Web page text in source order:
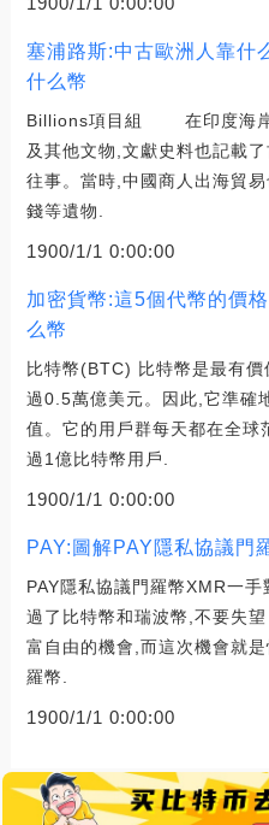
塞浦路斯:中古歐洲人靠什
什么幣
Billions項目組 在印度海岸
及其他文物,文獻史料也記載
往事。當時,中國商人出海貿
錢等遺物.
1900/1/1 0:00:00
加密貨幣:這5個代幣的價
么幣
比特幣(BTC) 比特幣是最有
過0.5萬億美元。因此,它準確
值。它的用戶群每天都在全球
過1億比特幣用戶.
1900/1/1 0:00:00
PAY:圖解PAY隱私協議門
PAY隱私協議門羅幣XMR一
過了比特幣和瑞波幣,不要失
富自由的機會,而這次機會就
羅幣.
1900/1/1 0:00:00